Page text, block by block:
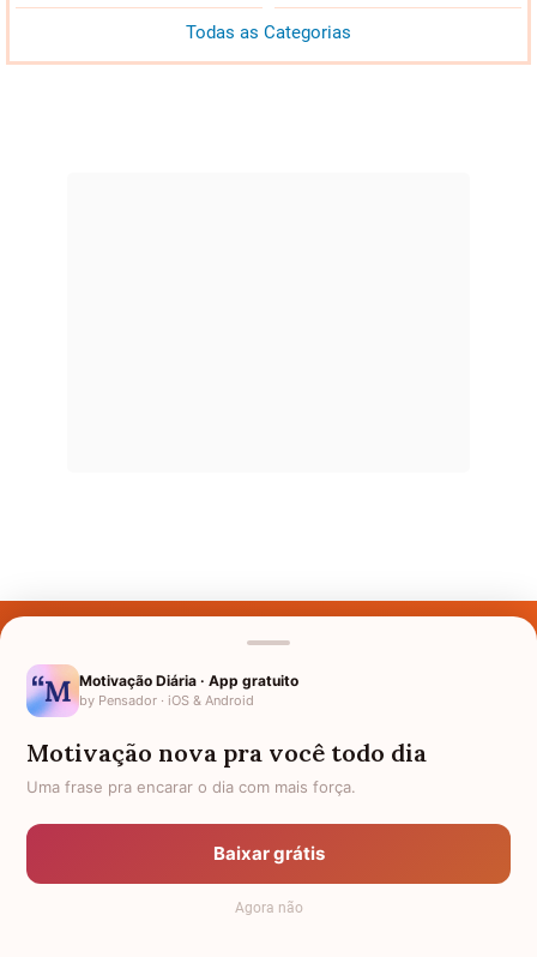
Todas as Categorias
Nomes pelo Mundo
Política de Privacidade
Anuncie
Termos de Uso
Motivação Diária · App gratuito
by Pensador · iOS & Android
Motivação nova pra você todo dia
Uma frase pra encarar o dia com mais força.
Baixar grátis
Agora não